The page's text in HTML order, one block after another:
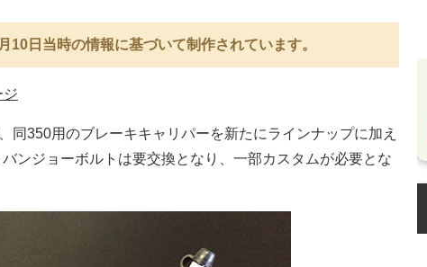
10日当時の情報に基づいて制作されています。
ジ
同350用のブレーキキャリパーを新たにラインナップに加え
ンジョーボルトは要交換となり、一部カスタムが必要とな